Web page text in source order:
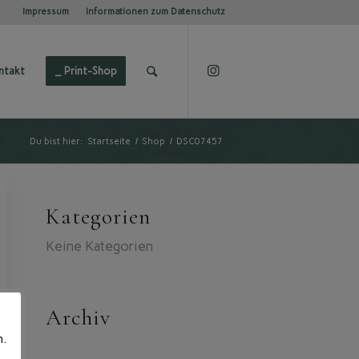
Impressum Informationen zum Datenschutz
_ Print-Shop
Du bist hier: Startseite / Shop / DSC07457
Kategorien
Keine Kategorien
Archiv